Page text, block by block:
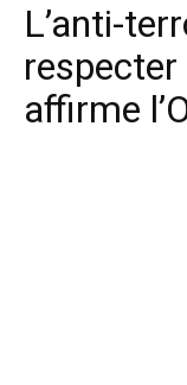
L’anti-
affirme